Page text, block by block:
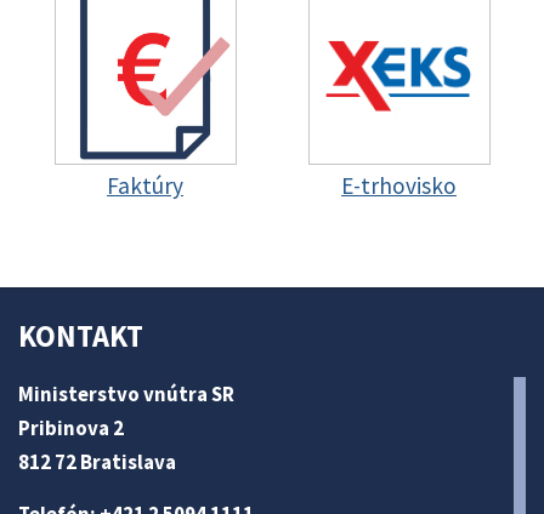
Faktúry E-trhovisko
KONTAKT
Ministerstvo vnútra SR
Pribinova 2
812 72 Bratislava